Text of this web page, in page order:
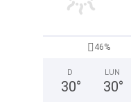
46%
D
30°
LUN
30°